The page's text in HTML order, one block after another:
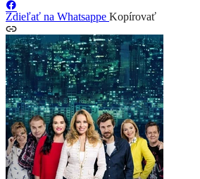
Zdieľať na Whatsappe Kopírovať